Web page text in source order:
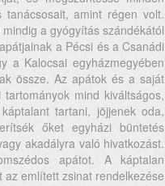
amint régen volt.
a gyógyítás szándékától
a Pécsi és a Csanádi
a Kalocsai egyházmegyében
össze. Az apátok és a saját
mind kiváltságos,
tartani, jöjjenek oda,
őket egyházi büntetés
akadályra való hivatkozást.
apátot. A káptalan
említett zsinat rendelkezése